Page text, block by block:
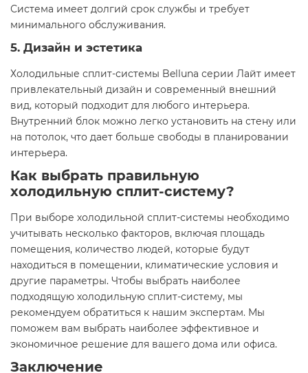
Система имеет долгий срок службы и требует
минимального обслуживания.
5. Дизайн и эстетика
Холодильные сплит-системы Belluna серии Лайт имеет
привлекательный дизайн и современный внешний
вид, который подходит для любого интерьера.
Внутренний блок можно легко установить на стену или
на потолок, что дает больше свободы в планировании
интерьера.
Как выбрать правильную
холодильную сплит-систему?
При выборе холодильной сплит-системы необходимо
учитывать несколько факторов, включая площадь
помещения, количество людей, которые будут
находиться в помещении, климатические условия и
другие параметры. Чтобы выбрать наиболее
подходящую холодильную сплит-систему, мы
рекомендуем обратиться к нашим экспертам. Мы
поможем вам выбрать наиболее эффективное и
экономичное решение для вашего дома или офиса.
Заключение